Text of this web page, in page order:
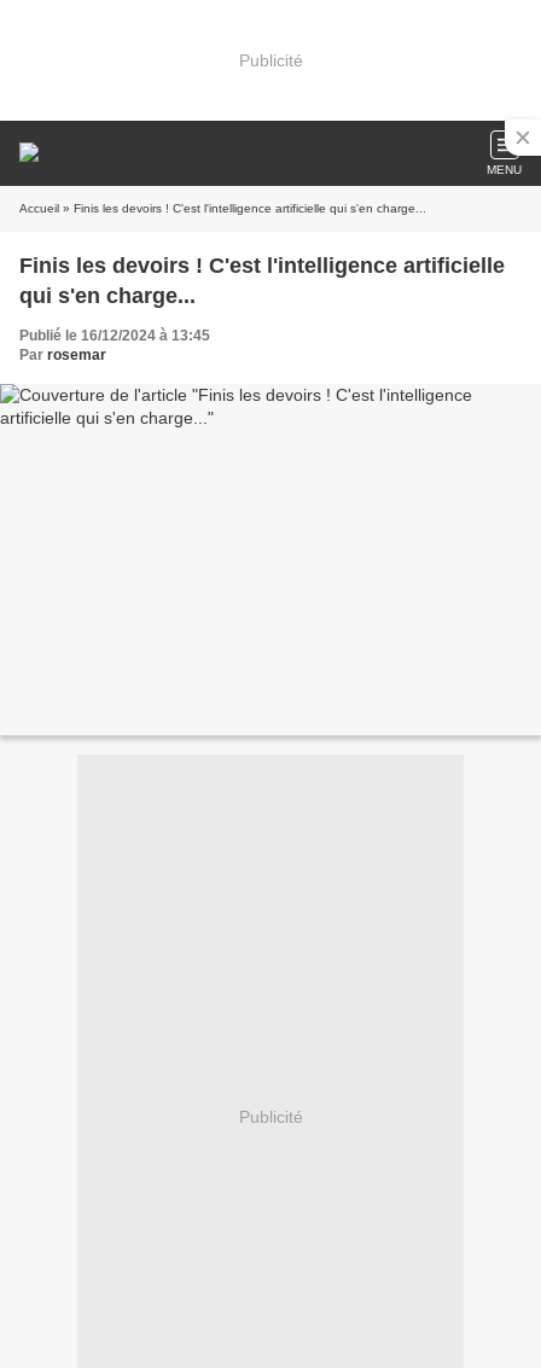
Publicité
MENU
Accueil » Finis les devoirs ! C'est l'intelligence artificielle qui s'en charge...
Finis les devoirs ! C'est l'intelligence artificielle
qui s'en charge...
Publié le 16/12/2024 à 13:45
Par rosemar
Publicité